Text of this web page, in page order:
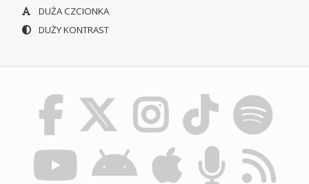
DUŻA CZCIONKA
DUŻY KONTRAST